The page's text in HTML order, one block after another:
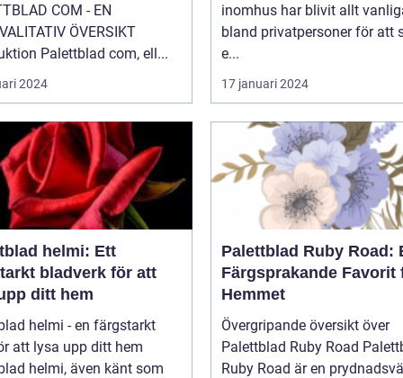
COM - EN
ÖVERSIKT
Palettblad com, ell...
2024
inomhus har blivit allt
bland privatpersoner för att
e...
17 januari 2024
helmi: Ett
bladverk för att
ditt hem
helmi - en färgstarkt
att lysa upp ditt hem
helmi, även känt som
Palettblad Ruby Road:
Färgsprakande Favorit
Hemmet
Övergripande översikt över
Palettblad Ruby Road Palettblad
Ruby Road är en